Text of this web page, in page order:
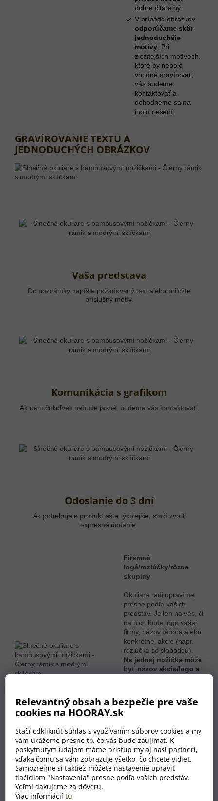
Relevantný obsah a bezpečie pre vaše
cookies na HOORAY.sk
Stačí odkliknúť súhlas s využívaním súborov cookies a my
vám ukážeme presne to, čo vás bude zaujímať. K
poskytnutým údajom máme prístup my aj naši partneri,
vďaka čomu sa vám zobrazuje všetko, čo chcete vidieť.
Samozrejme si taktiež môžete nastavenie upraviť
tlačidlom "Nastavenia" presne podľa vašich predstáv.
Veľmi ďakujeme za dôveru.
Viac informáciítu.
dobre čitateľný.
V prípade obrázkov
odporúčame skôr
jednoduchšie
motívy . Pri
zložitejších motívoch,
ktoré by nebolo
vhodné gravírovať,
vás budeme
kontaktovať a
dohodneme sa na
inom riešení.
GRAVÍROVANIE TEXTU A
JEDNODUCHÝCH OBRÁZKOV
Vaša predstava
Do poznámky napíšte požadovaný text alebo priložte
príslušný motív.
Komunikácia s grafikom
Ak nám čokoľvek nebude jasné, budeme vás kontaktovať.
Odoslanie do 3 dní
Ak potrebujete produkt ešte rýchlejšie, stačí zvoliť
expresné dodanie.
Firemné
logá/rozlúčky/rôzne
skupiny
Okuliare radi upravíme
presne podľa vašich
predstáv. Je len na vás, či
na nich bude logo vašej
firmy, názov tábora alebo
konkrétnej akcie (napr.
rozlúčka so slobodou).
Na jednej nožičke môže
byť názov akcie/logo a
prípade záujmu o viac
ako 10 kusov nám
napíšte e-mail na adresu
my pre vás pripravíme
individuálnu cenovú
ponuku.
Výhody